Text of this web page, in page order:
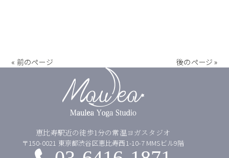
« 前のページ 後のページ »
恵比寿駅近の徒歩1分の常温ヨガスタジオ
〒150-0021 東京都渋谷区恵比寿西1-10-7 MMSビル9階